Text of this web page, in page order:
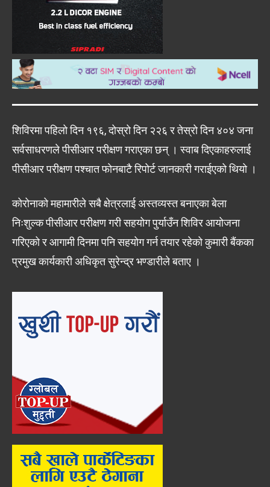
शिविरमा पहिलो दिन १९६, दोस्रो दिन २२६ र तेस्रो दिन ४०४ जना
सर्वसाधरणले पीसीआर परीक्षण गराएका छन् । स्वाब दिएकाहरुलाई
पीसीआर परीक्षण पश्चात फोनबाटै रिपोर्ट जानकारी गराईएको थियो ।
कोरोनाको महामारीले सबै क्षेत्रलाई अस्तव्यस्त बनाएका बेला
निःशुल्क पीसीआर परीक्षण गरी सहयोग पुर्याउँन शिविर आयोजना
गरिएको र आगामी दिनमा पनि सहयोग गर्न तयार रहेको कुमारी बैंकका
प्रमुख कार्यकारी अधिकृत सुरेन्द्र भण्डारीले बताए ।